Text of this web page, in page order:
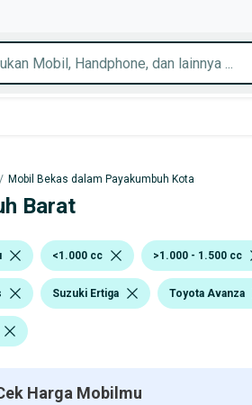
/ Mobil Bekas dalam Payakumbuh Kota
Barat
<1.000 cc >1.000 - 1.500 cc
Suzuki Ertiga Toyota Avanza
Harga Mobilmu